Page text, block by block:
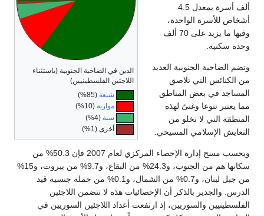
الدين في الضاحية الجنوبية (باستثناء
اللاجئين الفلسطينيين)
شيعة (85%)
موارنة (10%)
سنة (4%)
أخرى (1%)
ألف أسرة بمعدل 4.5
أشخاص للأسرة الواحدة،
وفيها ما يزيد على 70 ألف
وحدة سكنية.
وتضم الضاحية الجنوبية العديد
من الكنائس التي تلاصق
المساجد في بعض المناطق
مما يعتبر تنوعا وغنىً لهذه
المنطقة التي لا تخلو من
التعايش الإسلامي المسيحي.
وبحسب مسح إدارة الإحصاء المركزي لعام 2007 فإن 50.3% من
سكانها هم من الجنوب، و24.3% من البقاع، و9.7% من بيروت، و15%
من جبل لبنان، و0.7% من الشمال، و0.1% من حملة جنسية قيد
الدرس. والجدير بالذكر أن الإحصائيات هذه لا تتضمن اللاجئين
الفلسطينيين والسوريين، إذ ارتفعت أعداد اللاجئين السوريين في